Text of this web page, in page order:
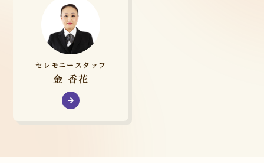
セレモニースタッフ
金 香花